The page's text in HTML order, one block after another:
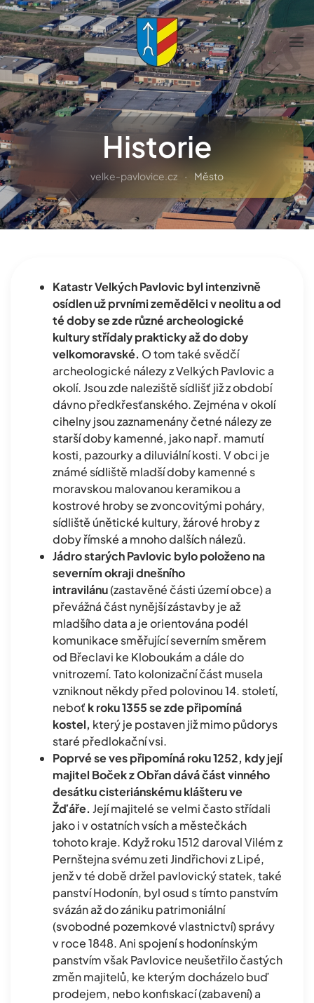
Přejít na hlavní obsah
Historie
velke-pavlovice.cz Město
Katastr Velkých Pavlovic byl intenzivně
osídlen už prvními zemědělci v neolitu a od
té doby se zde různé archeologické
kultury střídaly prakticky až do doby
velkomoravské. O tom také svědčí
archeologické nálezy z Velkých Pavlovic a
okolí. Jsou zde naleziště sídlišť již z období
dávno předkřesťanského. Zejména v okolí
cihelny jsou zaznamenány četné nálezy ze
starší doby kamenné, jako např. mamutí
kosti, pazourky a diluviální kosti. V obci je
známé sídliště mladší doby kamenné s
moravskou malovanou keramikou a
kostrové hroby se zvoncovitými poháry,
sídliště únětické kultury, žárové hroby z
doby římské a mnoho dalších nálezů.
Jádro starých Pavlovic bylo položeno na
severním okraji dnešního
intravilánu(zastavěné části území obce) a
převážná část nynější zástavby je až
mladšího data a je orientována podél
komunikace směřující severním směrem
od Břeclavi ke Kloboukám a dále do
vnitrozemí. Tato kolonizační část musela
vzniknout někdy před polovinou 14. století,
neboťk roku 1355 se zde připomíná
kostel, který je postaven již mimo půdorys
staré předlokační vsi.
Poprvé se ves připomíná roku 1252, kdy její
majitel Boček z Obřan dává část vinného
desátku cisteriánskému klášteru ve
Žďáře. Její majitelé se velmi často střídali
jako i v ostatních vsích a městečkách
tohoto kraje. Když roku 1512 daroval Vilém z
Pernštejna svému zeti Jindřichovi z Lipé,
jenž v té době držel pavlovický statek, také
panství Hodonín, byl osud s tímto panstvím
svázán až do zániku patrimoniální
(svobodné pozemkové vlastnictví) správy
v roce 1848. Ani spojení s hodonínským
panstvím však Pavlovice neušetřilo častých
změn majitelů, ke kterým docházelo buď
prodejem, nebo konfiskací (zabavení) a